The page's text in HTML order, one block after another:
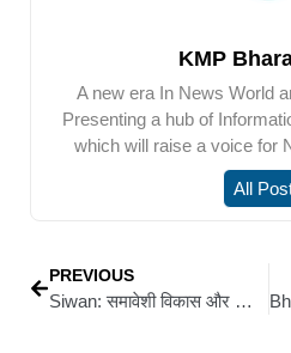
KMP
A new era In News World
Presenting a hub of
which will raise a voice for
All
PREVIOUS
Siwan: समावेशी विकास और सामाजिक न्याय को मजबूती देगा बिहार बजट 2026 : डॉ. आनंद